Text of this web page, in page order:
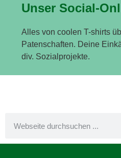
Unser Social-
Alles von coolen T-shirts
Patenschaften. Deine
div. Sozialprojekte.